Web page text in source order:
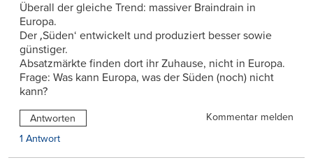
Überall der gleiche Trend: massiver Braindrain in
Europa.
Der ‚Süden‘ entwickelt und produziert besser sowie
günstiger.
Absatzmärkte finden dort ihr Zuhause, nicht in Europa.
Frage: Was kann Europa, was der Süden (noch) nicht
kann?
Antworten
Kommentar melden
1 Antwort